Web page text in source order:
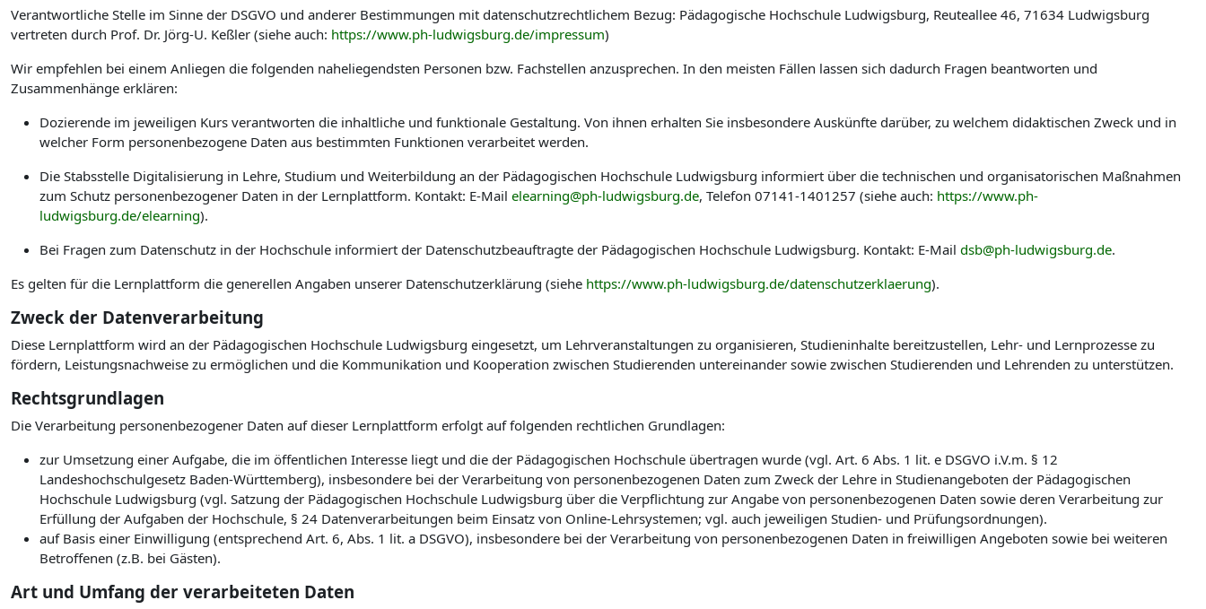
Verantwortliche Stelle im Sinne der DSGVO und anderer Bestimmungen mit datenschutzrechtlichem Bezug: Pädagogische Hochschule Ludwigsburg, Reuteallee 46, 71634 Ludwigsburg
vertreten durch Prof. Dr. Jörg-U. Keßler (siehe auch: https://www.ph-ludwigsburg.de/impressum)
Wir empfehlen bei einem Anliegen die folgenden naheliegendsten Personen bzw. Fachstellen anzusprechen. In den meisten Fällen lassen sich dadurch Fragen beantworten und
Zusammenhänge erklären:
Dozierende im jeweiligen Kurs verantworten die inhaltliche und funktionale Gestaltung. Von ihnen erhalten Sie insbesondere Auskünfte darüber, zu welchem didaktischen Zweck und in
welcher Form personenbezogene Daten aus bestimmten Funktionen verarbeitet werden.
Die Stabsstelle Digitalisierung in Lehre, Studium und Weiterbildung an der Pädagogischen Hochschule Ludwigsburg informiert über die technischen und organisatorischen Maßnahmen
zum Schutz personenbezogener Daten in der Lernplattform. Kontakt: E-Mail elearning@ph-ludwigsburg.de, Telefon 07141-1401257 (siehe auch: https://www.ph-
ludwigsburg.de/elearning).
Bei Fragen zum Datenschutz in der Hochschule informiert der Datenschutzbeauftragte der Pädagogischen Hochschule Ludwigsburg. Kontakt: E-Mail dsb@ph-ludwigsburg.de.
Es gelten für die Lernplattform die generellen Angaben unserer Datenschutzerklärung (siehe https://www.ph-ludwigsburg.de/datenschutzerklaerung).
Zweck der Datenverarbeitung
Diese Lernplattform wird an der Pädagogischen Hochschule Ludwigsburg eingesetzt, um Lehrveranstaltungen zu organisieren, Studieninhalte bereitzustellen, Lehr- und Lernprozesse zu
fördern, Leistungsnachweise zu ermöglichen und die Kommunikation und Kooperation zwischen Studierenden untereinander sowie zwischen Studierenden und Lehrenden zu unterstützen.
Rechtsgrundlagen
Die Verarbeitung personenbezogener Daten auf dieser Lernplattform erfolgt auf folgenden rechtlichen Grundlagen:
zur Umsetzung einer Aufgabe, die im öffentlichen Interesse liegt und die der Pädagogischen Hochschule übertragen wurde (vgl. Art. 6 Abs. 1 lit. e DSGVO i.V.m. § 12
Landeshochschulgesetz Baden-Württemberg), insbesondere bei der Verarbeitung von personenbezogenen Daten zum Zweck der Lehre in Studienangeboten der Pädagogischen
Hochschule Ludwigsburg (vgl. Satzung der Pädagogischen Hochschule Ludwigsburg über die Verpflichtung zur Angabe von personenbezogenen Daten sowie deren Verarbeitung zur
Erfüllung der Aufgaben der Hochschule, § 24 Datenverarbeitungen beim Einsatz von Online-Lehrsystemen; vgl. auch jeweiligen Studien- und Prüfungsordnungen).
auf Basis einer Einwilligung (entsprechend Art. 6, Abs. 1 lit. a DSGVO), insbesondere bei der Verarbeitung von personenbezogenen Daten in freiwilligen Angeboten sowie bei weiteren
Betroffenen (z.B. bei Gästen).
Art und Umfang der verarbeiteten Daten